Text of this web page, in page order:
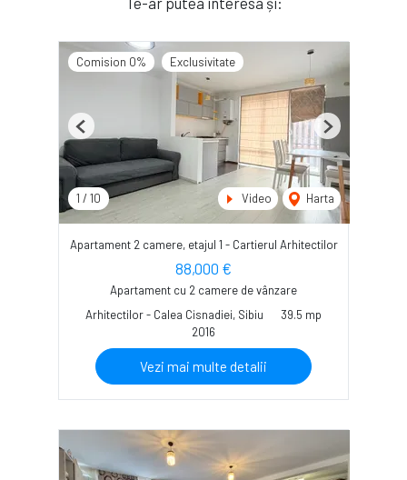
Comision 0% Exclusivitate
1 / 10 Video Harta
Previous Next
Apartament 2 camere, etajul 1 - Cartierul Arhitectilor
88,000 €
Apartament cu 2 camere de vânzare
Arhitectilor - Calea Cisnadiei, Sibiu
39.5 mp
2016
Vezi mai multe detalii